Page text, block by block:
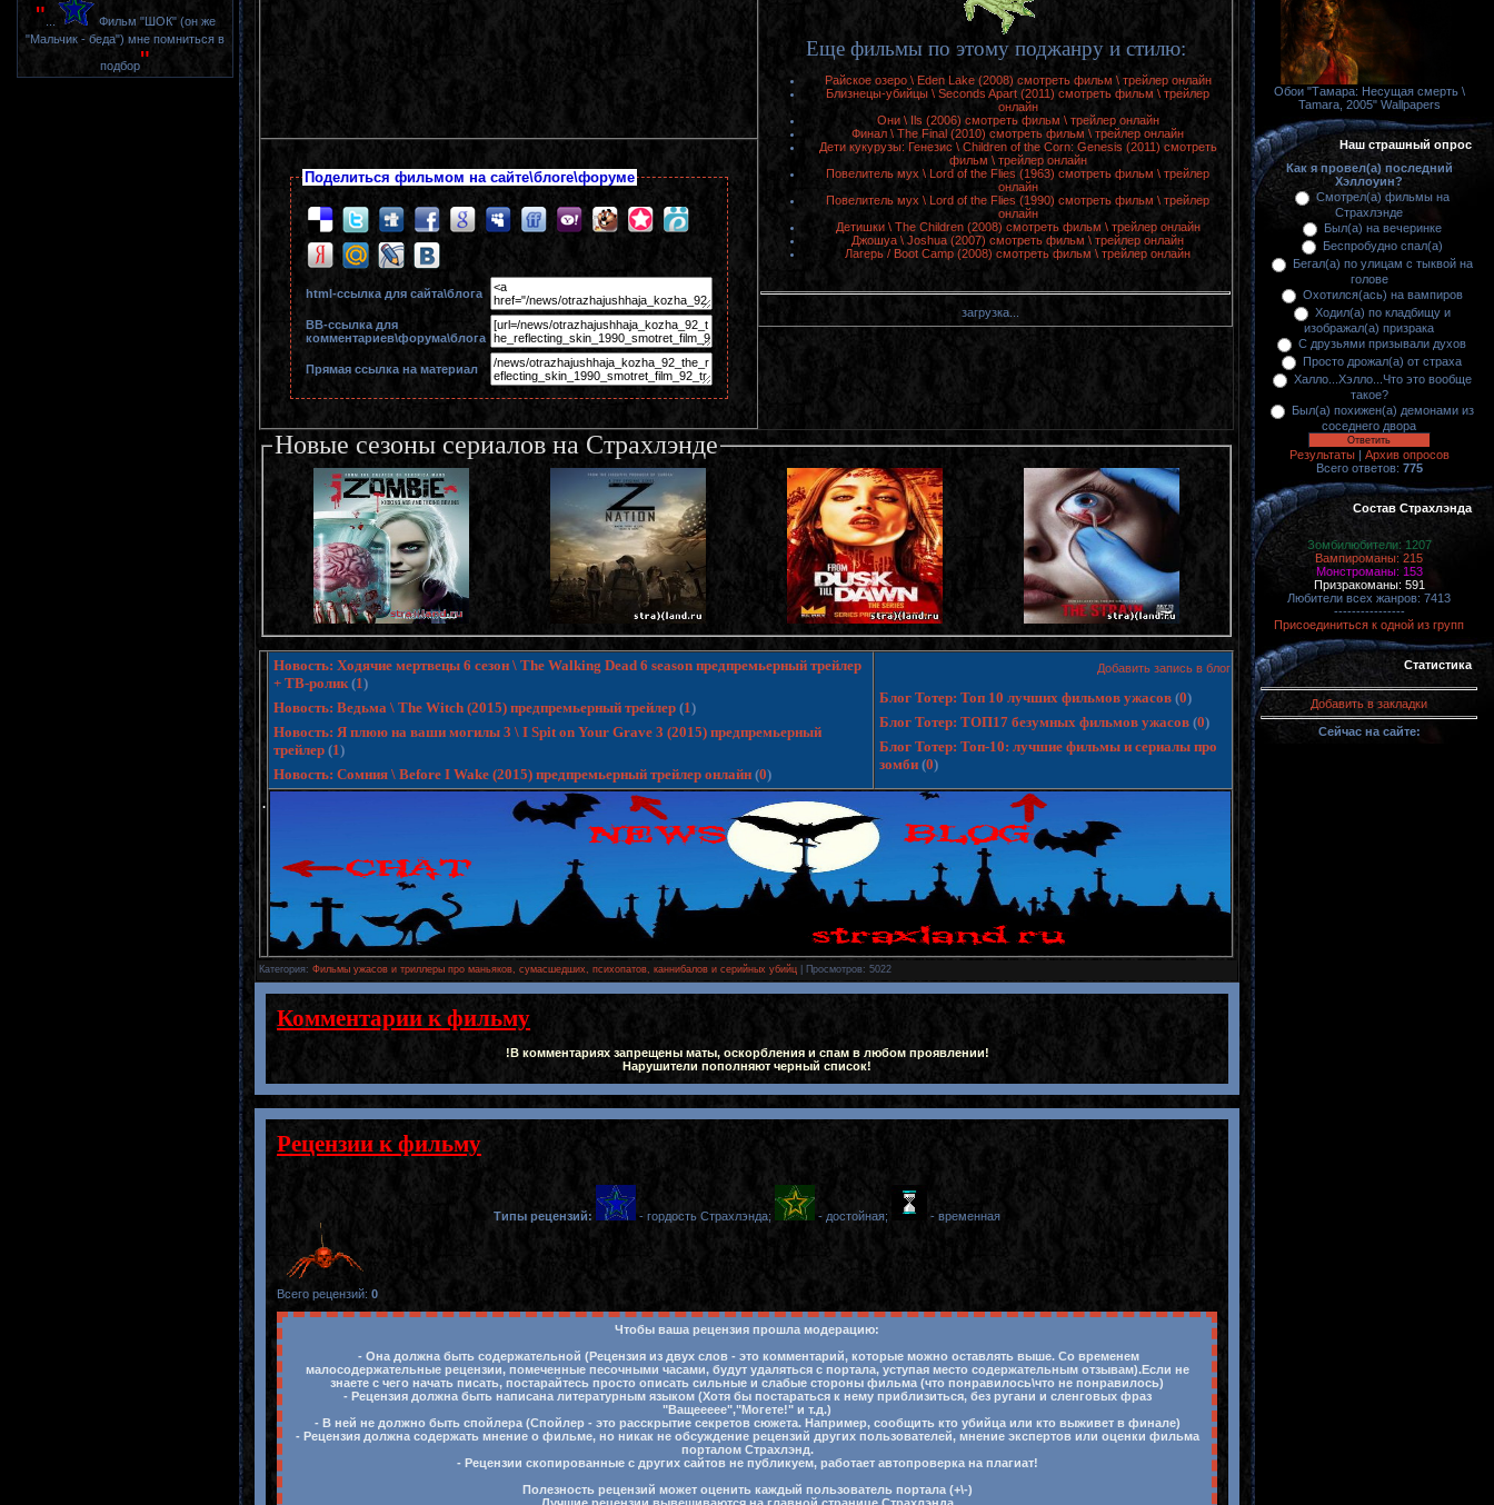
"
Фильм "ШОК" (он же
"Мальчик - беда") мне помниться в
подбор" Еще фильмы по этому поджанру и стилю:
Райское озеро \ Eden Lake (2008) смотреть фильм \ трейлер онлайн
Близнецы-убийцы \ Seconds Apart (2011) смотреть фильм \ трейлер
онлайн
Они \ Ils (2006) смотреть фильм \ трейлер онлайн
Финал \ The Final (2010) смотреть фильм \ трейлер онлайн
Дети кукурузы: Генезис \ Children of the Corn: Genesis (2011) смотреть
фильм \ трейлер онлайн
Повелитель мух \ Lord of the Flies (1963) смотреть фильм \ трейлер
онлайн
Повелитель мух \ Lord of the Flies (1990) смотреть фильм \ трейлер
онлайн
Детишки \ The Children (2008) смотреть фильм \ трейлер онлайн
Джошуа \ Joshua (2007) смотреть фильм \ трейлер онлайн
Лагерь / Boot Camp (2008) смотреть фильм \ трейлер онлайн
загрузка...
Поделиться фильмом на сайте\блоге\форуме
html-cсылка для сайта\блога
BB-cсылка для
комментариев\форума\блога
Прямая ссылка на материал
Новые сезоны сериалов на Страхлэнде
.
Новость: Ходячие мертвецы 6 сезон \ The Walking Dead 6 season предпремьерный трейлер
+ ТВ-ролик (1)
Новость: Ведьма \ The Witch (2015) предпремьерный трейлер (1)
Новость: Я плюю на ваши могилы 3 \ I Spit on Your Grave 3 (2015) предпремьерный
трейлер (1)
Новость: Сомния \ Before I Wake (2015) предпремьерный трейлер онлайн (0)
Добавить запись в блог
Блог Тотер: Топ 10 лучших фильмов ужасов (0)
Блог Тотер: ТОП17 безумных фильмов ужасов (0)
Блог Тотер: Топ-10: лучшие фильмы и сериалы про
зомби (0)
Категория: Фильмы ужасов и триллеры про маньяков, сумасшедших, психопатов, каннибалов и серийных убийц Просмотров: 5022
Комментарии к фильму
!В комментариях запрещены маты, оскорбления и спам в любом проявлении!
Нарушители пополняют черный список!
Рецензии к фильму
Типы рецензий: - гордость Страхлэнда; - достойная; - временная
Всего рецензий: 0
Чтобы ваша рецензия прошла модерацию:
- Она должна быть содержательной (Рецензия из двух слов - это комментарий, которые можно оставлять выше. Со временем
малосодержательные рецензии, помеченные песочными часами, будут удаляться с портала, уступая место содержательным отзывам).Если не
знаете с чего начать писать, постарайтесь просто описать сильные и слабые стороны фильма (что понравилось\что не понравилось)
- Рецензия должна быть написана литературным языком (Хотя бы постараться к нему приблизиться, без ругани и сленговых фраз
"Ващеееее","Могете!" и т.д.)
- В ней не должно быть спойлера (Спойлер - это расскрытие секретов сюжета. Например, сообщить кто убийца или кто выживет в финале)
- Рецензия должна содержать мнение о фильме, но никак не обсуждение рецензий других пользователей, мнение экспертов или оценки фильма
порталом Страхлэнд.
- Рецензии скопированные с других сайтов не публикуем, работает автопроверка на плагиат!
Полезность рецензий может оценить каждый пользователь портала (+\-)
Обои "Тамара: Несущая смерть \
Tamara, 2005" Wallpapers
Наш страшный опрос
Как я провел(а) последний
Хэллоуин?
Смотрел(а) фильмы на
Страхлэнде
Был(а) на вечеринке
Беспробудно спал(а)
Бегал(а) по улицам с тыквой на
голове
Охотился(ась) на вампиров
Ходил(а) по кладбищу и
изображал(а) призрака
С друзьями призывали духов
Просто дрожал(а) от страха
Халло...Хэлло...Что это вообще
такое?
Был(а) похижен(а) демонами из
соседнего двора
Результаты| Архив опросов
Всего ответов: 775
Состав Страхлэнда
Зомбилюбители: 1207
Вампироманы: 215
Монстроманы: 153
Призракоманы: 591
Любители всех жанров: 7413
----------------
Присоединиться к одной из групп
Статистика
Добавить в закладки
Сейчас на сайте: